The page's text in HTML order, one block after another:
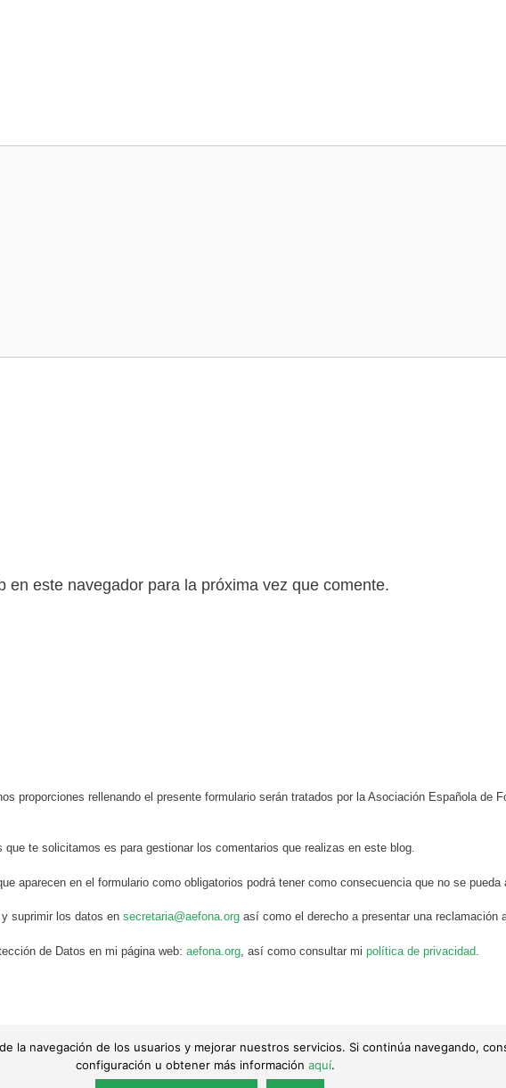
en este navegador para la próxima vez que comente.
proporciones rellenando el presente formulario serán tratados por la Asociación Española de
te solicitamos es para gestionar los comentarios que realizas en este blog.
aparecen en el formulario como obligatorios podrá tener como consecuencia que no se pueda
suprimir los datos en secretaria@aefona.org así como el derecho a presentar una reclamación
de Datos en mi página web: aefona.org , así como consultar mi política de privacidad
de sus autores. Queda totalmente prohibida su reproducción.
Política de cookies|
la navegación de los usuarios y mejorar nuestros servicios. Si continúa navegando,
configuración u obtener más información aquí.